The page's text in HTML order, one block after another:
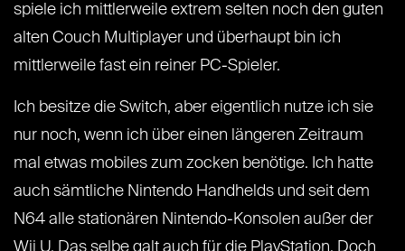
spiele ich mittlerweile extrem selten noch den guten
alten Couch Multiplayer und überhaupt bin ich
mittlerweile fast ein reiner PC-Spieler.
Ich besitze die Switch, aber eigentlich nutze ich sie
nur noch, wenn ich über einen längeren Zeitraum
mal etwas mobiles zum zocken benötige. Ich hatte
auch sämtliche Nintendo Handhelds und seit dem
N64 alle stationären Nintendo-Konsolen außer der
Wii U. Das selbe galt auch für die PlayStation. Doch